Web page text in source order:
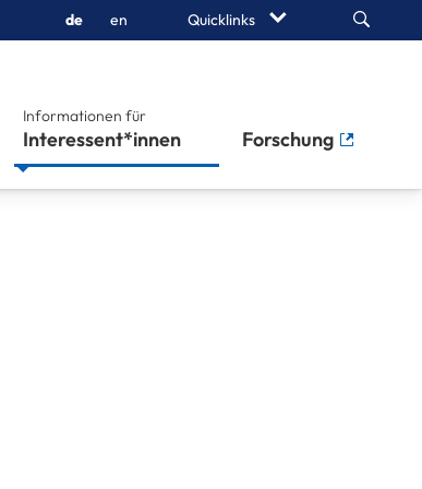
de en Quicklinks Search
Informationen für
Interessent*innen Forschung